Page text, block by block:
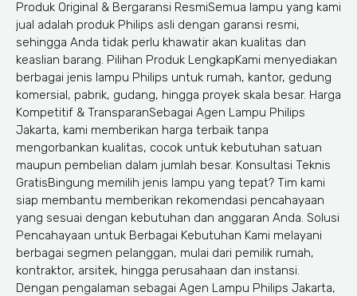
Produk Original & Bergaransi ResmiSemua lampu yang kami
jual adalah produk Philips asli dengan garansi resmi,
sehingga Anda tidak perlu khawatir akan kualitas dan
keaslian barang. Pilihan Produk LengkapKami menyediakan
berbagai jenis lampu Philips untuk rumah, kantor, gedung
komersial, pabrik, gudang, hingga proyek skala besar. Harga
Kompetitif & TransparanSebagai Agen Lampu Philips
Jakarta, kami memberikan harga terbaik tanpa
mengorbankan kualitas, cocok untuk kebutuhan satuan
maupun pembelian dalam jumlah besar. Konsultasi Teknis
GratisBingung memilih jenis lampu yang tepat? Tim kami
siap membantu memberikan rekomendasi pencahayaan
yang sesuai dengan kebutuhan dan anggaran Anda. Solusi
Pencahayaan untuk Berbagai Kebutuhan Kami melayani
berbagai segmen pelanggan, mulai dari pemilik rumah,
kontraktor, arsitek, hingga perusahaan dan instansi.
Dengan pengalaman sebagai Agen Lampu Philips Jakarta,